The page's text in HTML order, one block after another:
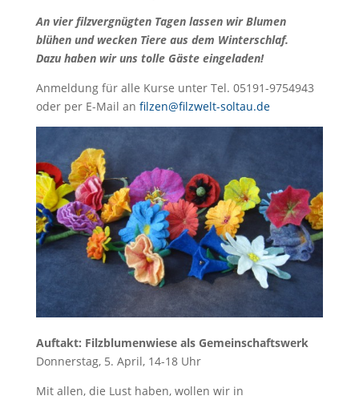
An vier filzvergnügten Tagen lassen wir Blumen
blühen und wecken Tiere aus dem Winterschlaf.
Dazu haben wir uns tolle Gäste eingeladen!
Anmeldung für alle Kurse unter Tel. 05191-9754943
oder per E-Mail an filzen@filzwelt-soltau.de
Auftakt: Filzblumenwiese als Gemeinschaftswerk
Donnerstag, 5. April, 14-18 Uhr
Mit allen, die Lust haben, wollen wir in